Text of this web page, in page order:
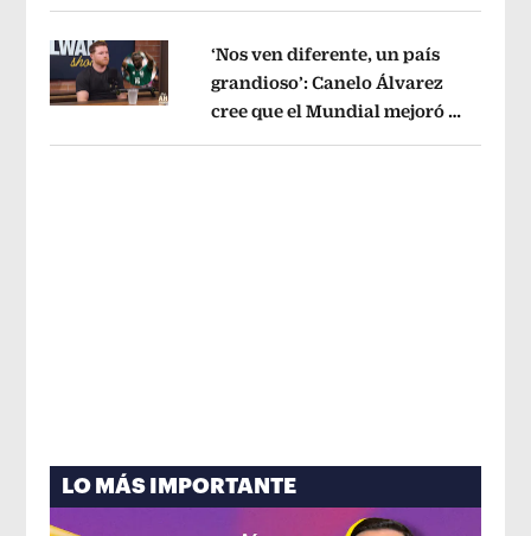
Opens in new window
‘Nos ven diferente, un país
grandioso’: Canelo Álvarez
cree que el Mundial mejoró la
LO MÁS IMPORTANTE